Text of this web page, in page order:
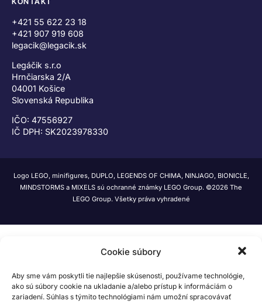
Cookie súbory
Aby sme vám poskytli tie najlepšie skúsenosti, používame technológie,
ako sú súbory cookie na ukladanie a/alebo prístup k informáciám o
zariadení. Súhlas s týmito technológiami nám umožní spracovávať
+421 55 622 23 18
+421 907 919 608
legacik@legacik.sk
Legáčik s.r.o
Hrnčiarska 2/A
04001 Košice
Slovenská Republika
IČO: 47556927
IČ DPH: SK2023978330
Logo LEGO, minifigures, DUPLO, LEGENDS OF CHIMA, NINJAGO, BIONICLE,
MINDSTORMS a MIXELS sú ochranné známky LEGO Group. ©2026 The
LEGO Group. Všetky práva vyhradené